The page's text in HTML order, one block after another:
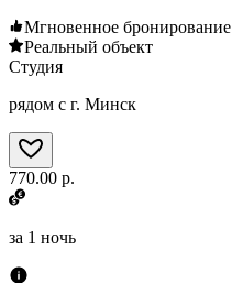
Мгновенное бронирование
Реальный объект
Студия
рядом с г. Минск
770.00 р.
за 1 ночь